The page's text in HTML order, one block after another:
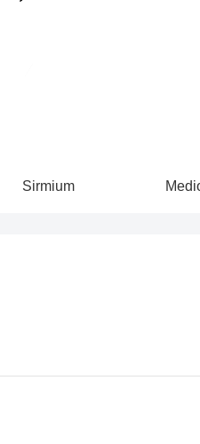
Sirmium